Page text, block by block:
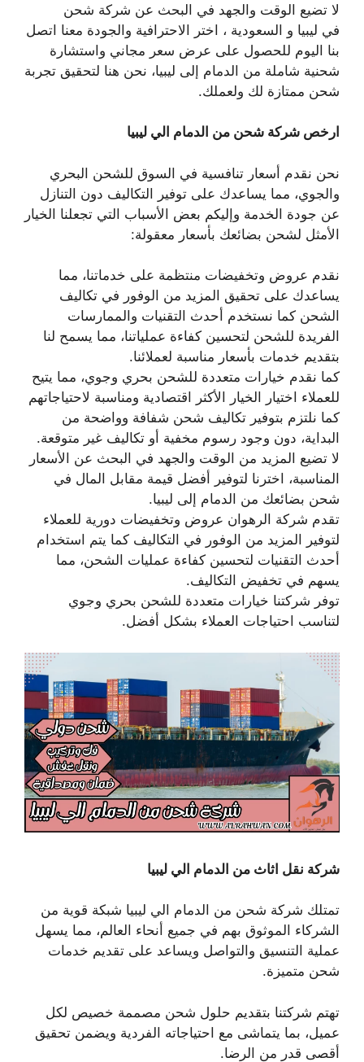
لا تضيع الوقت والجهد في البحث عن شركة شحن
في ليبيا و السعودية ، اختر الاحترافية والجودة معنا اتصل
بنا اليوم للحصول على عرض سعر مجاني واستشارة
شحنية شاملة من الدمام إلى ليبيا، نحن هنا لتحقيق تجربة
شحن ممتازة لك ولعملك.
ارخص شركة شحن من الدمام الي ليبيا
نحن نقدم أسعار تنافسية في السوق للشحن البحري
والجوي، مما يساعدك على توفير التكاليف دون التنازل
عن جودة الخدمة وإليكم بعض الأسباب التي تجعلنا الخيار
الأمثل لشحن بضائعك بأسعار معقولة:
نقدم عروض وتخفيضات منتظمة على خدماتنا، مما
يساعدك على تحقيق المزيد من الوفور في تكاليف
الشحن كما نستخدم أحدث التقنيات والممارسات
الفريدة للشحن لتحسين كفاءة عملياتنا، مما يسمح لنا
بتقديم خدمات بأسعار مناسبة لعملائنا.
كما نقدم خيارات متعددة للشحن بحري وجوي، مما يتيح
للعملاء اختيار الخيار الأكثر اقتصادية ومناسبة لاحتياجاتهم
كما نلتزم بتوفير تكاليف شحن شفافة وواضحة من
البداية، دون وجود رسوم مخفية أو تكاليف غير متوقعة.
لا تضيع المزيد من الوقت والجهد في البحث عن الأسعار
المناسبة، اخترنا لتوفير أفضل قيمة مقابل المال في
شحن بضائعك من الدمام إلى ليبيا.
تقدم شركة الرهوان عروض وتخفيضات دورية للعملاء
لتوفير المزيد من الوفور في التكاليف كما يتم استخدام
أحدث التقنيات لتحسين كفاءة عمليات الشحن، مما
يسهم في تخفيض التكاليف.
توفر شركتنا خيارات متعددة للشحن بحري وجوي
لتناسب احتياجات العملاء بشكل أفضل.
شركة نقل اثاث من الدمام الي ليبيا
تمتلك شركة شحن من الدمام الي ليبيا شبكة قوية من
الشركاء الموثوق بهم في جميع أنحاء العالم، مما يسهل
عملية التنسيق والتواصل ويساعد على تقديم خدمات
شحن متميزة.
تهتم شركتنا بتقديم حلول شحن مصممة خصيص لكل
عميل، بما يتماشى مع احتياجاته الفردية ويضمن تحقيق
أقصى قدر من الرضا.